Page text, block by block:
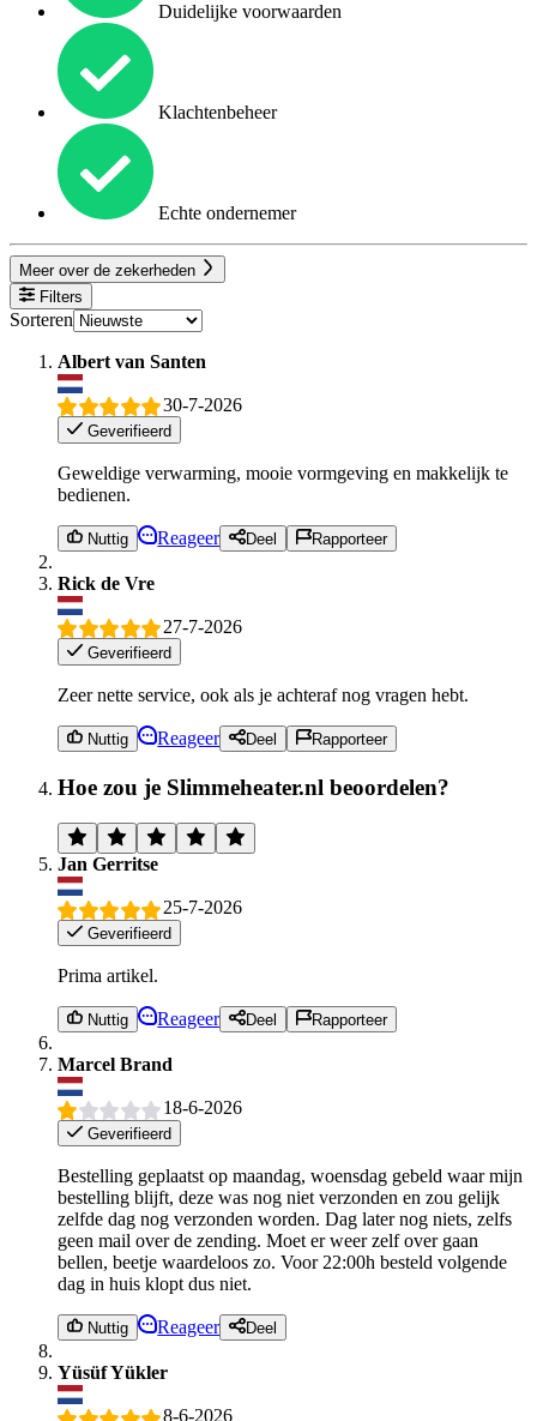
Duidelijke voorwaarden
Klachtenbeheer
Echte ondernemer
Meer over de zekerheden
Filters
Sorteren
Albert van Santen
30-7-2026
Geverifieerd
Geweldige verwarming, mooie vormgeving en makkelijk te
bedienen.
Nuttig Reageer Deel Rapporteer
Rick de Vre
27-7-2026
Geverifieerd
Zeer nette service, ook als je achteraf nog vragen hebt.
Nuttig Reageer Deel Rapporteer
Hoe zou je Slimmeheater.nl beoordelen?
Jan Gerritse
25-7-2026
Geverifieerd
Prima artikel.
Nuttig Reageer Deel Rapporteer
Marcel Brand
18-6-2026
Geverifieerd
Bestelling geplaatst op maandag, woensdag gebeld waar mijn
bestelling blijft, deze was nog niet verzonden en zou gelijk
zelfde dag nog verzonden worden. Dag later nog niets, zelfs
geen mail over de zending. Moet er weer zelf over gaan
bellen, beetje waardeloos zo. Voor 22:00h besteld volgende
dag in huis klopt dus niet.
Nuttig Reageer Deel
Yüsüf Yükler
8-6-2026